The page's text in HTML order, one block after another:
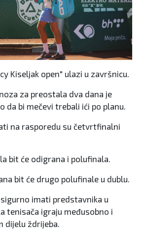
Kiseljak open" ulazi u završnicu.
za preostala dva dana je
da bi mečevi trebali ići po planu.
na rasporedu su četvrtfinalni
bit će odigrana i polufinala.
bit će drugo polufinale u dublu.
imati predstavnika u
tenisača igraju međusobno i
dijelu ždrijeba.